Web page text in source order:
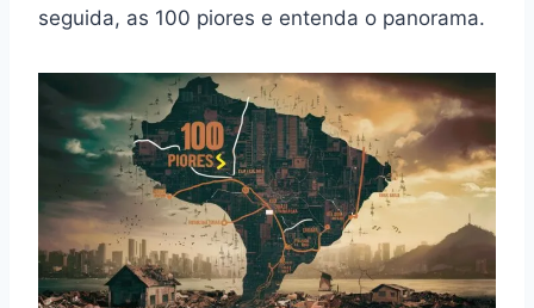
seguida, as 100 piores e entenda o panorama.